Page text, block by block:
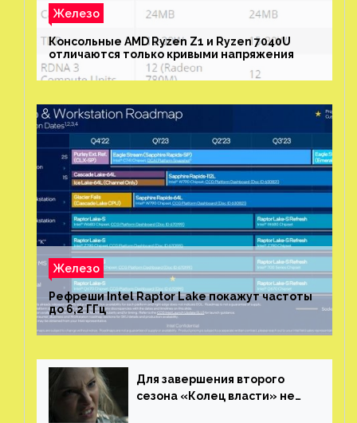
Железо
Консольные AMD Ryzen Z1 и Ryzen 7040U
отличаются только кривыми напряжения
Железо
Рефреши Intel Raptor Lake покажут частоты
до 6,2 ГГц
Для завершения второго
сезона «Колец власти» не